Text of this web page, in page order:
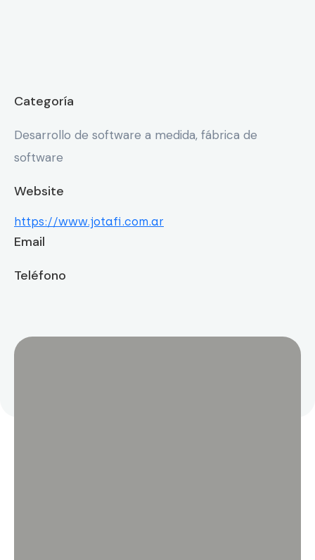
Categoría
Desarrollo de software a medida, fábrica de
software
Website
https://www.jotafi.com.ar
Email
Teléfono